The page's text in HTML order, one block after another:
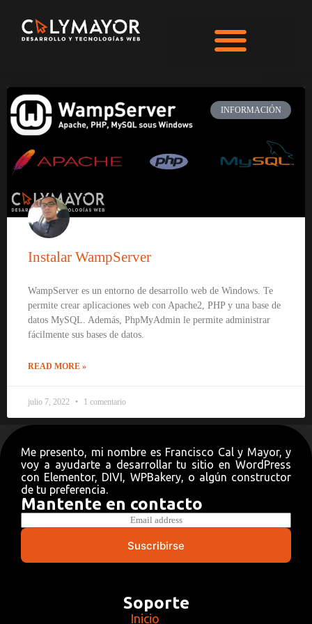
INFORMACIÓN
Instalar WampServer
WampServer es un entorno de desarrollo web de Windows. Te
permite crear aplicaciones web con Apache2, PHP y una base de
datos MySQL. Además, PhpMyAdmin le permite administrar
fácilmente sus bases de datos.
READ MORE »
julio 7, 2022 1 comentario
Me presento, mi nombre es Francisco Cal y Mayor, y
voy a ayudarte a desarrollar tu sitio en WordPress
con Elementor, DIVI, WPBakery, o algún constructor
de tu preferencia.
Mantente en contacto
m
l
Suscribirse
Soporte
Inicio